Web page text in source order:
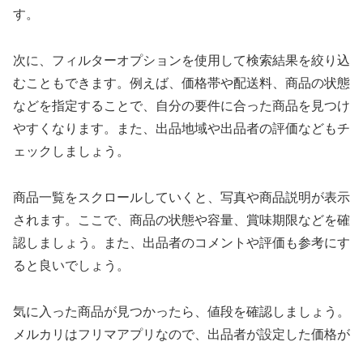
す。
次に、フィルターオプションを使用して検索結果を絞り込
むこともできます。例えば、価格帯や配送料、商品の状態
などを指定することで、自分の要件に合った商品を見つけ
やすくなります。また、出品地域や出品者の評価などもチ
ェックしましょう。
商品一覧をスクロールしていくと、写真や商品説明が表示
されます。ここで、商品の状態や容量、賞味期限などを確
認しましょう。また、出品者のコメントや評価も参考にす
ると良いでしょう。
気に入った商品が見つかったら、値段を確認しましょう。
メルカリはフリマアプリなので、出品者が設定した価格が